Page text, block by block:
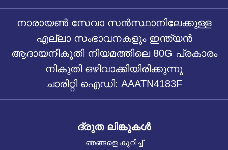
നാരായൺ സേവാ സൻസ്ഥാനിലേക്കുള്ള
എല്ലാ സംഭാവനകളും ഇന്ത്യൻ
ആദായനികുതി നിയമത്തിലെ 80G പ്രകാരം
നികുതി ഒഴിവാക്കിയിരിക്കുന്നു
ചാരിറ്റി ഐഡി: AAATN4183F
ദ്രുത ലിങ്കുകൾ
ഞങ്ങളെ കുറിച്ച്